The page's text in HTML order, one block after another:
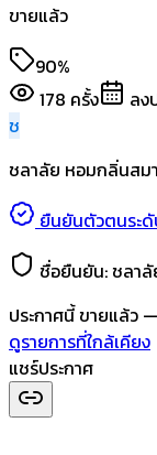
ขายแล้ว
90%
178 ครั้ง ลง
ช
ชลาลัย หอมกลิ่นสม
ยืนยันตัวตนระ
ชื่อยืนยัน:ชลา
ประกาศนี้ขายแล้ว
ดูรายการที่ใกล้เคียง
แชร์ประกาศ